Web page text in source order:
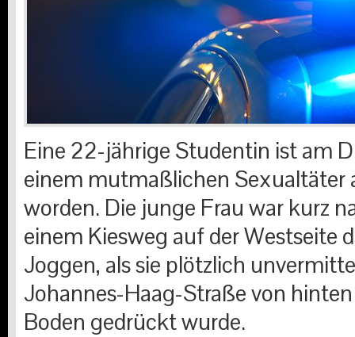
Eine 22-jährige Studentin ist am
einem mutmaßlichen Sexualtäter
worden. Die junge Frau war kurz
einem Kiesweg auf der Westseite
Joggen, als sie plötzlich
Johannes-Haag-Straße von
Boden gedrückt wurde.